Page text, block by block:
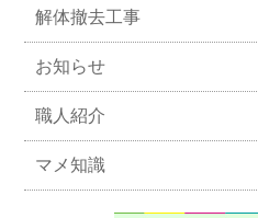
解体撤去工事
お知らせ
職人紹介
マメ知識